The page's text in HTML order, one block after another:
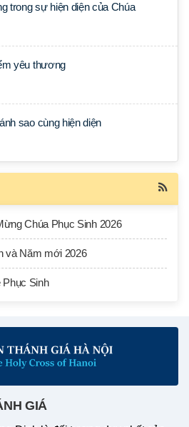
trong sự hiện diện của Chúa
yêu thương
sao cùng hiện diện
Chúa Phục Sinh 2026
và Năm mới 2026
Phục Sinh
GIÁ